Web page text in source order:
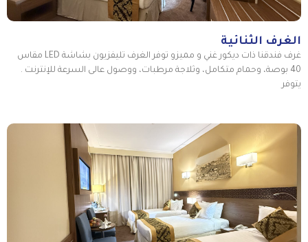
الغرف الثنائية
غرف فندقنا ذات ديكور غني و مميزو توفر الغرف تليفزيون بشاشة LED مقاس
40 بوصة، وحمام متكامل، وثلاجة مرطبات، ووصول عالى السرعة للإنترنت .
يتوفر